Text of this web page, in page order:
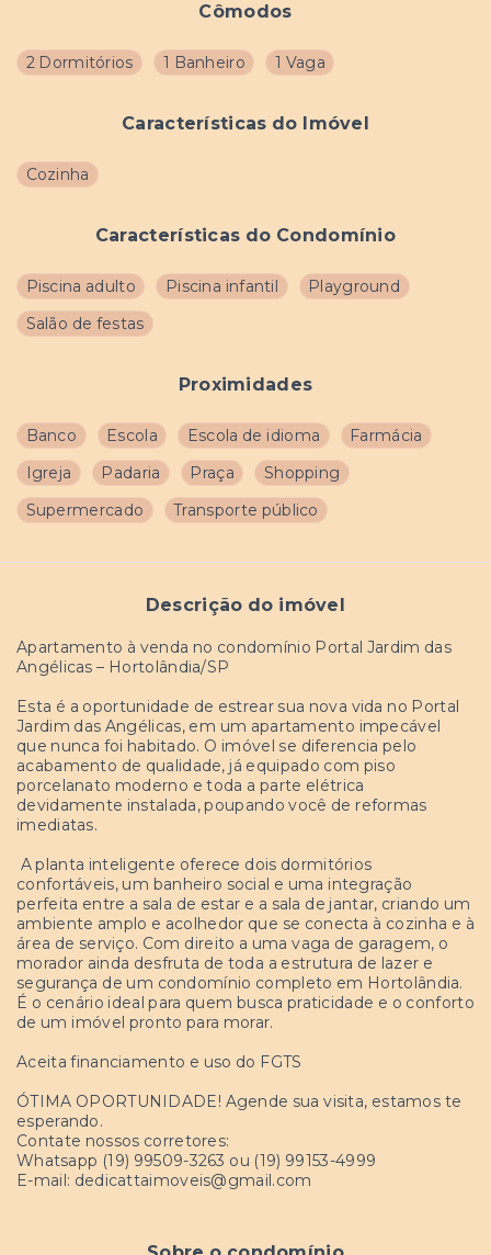
Cômodos
2 Dormitórios 1 Banheiro 1 Vaga
Características do Imóvel
Cozinha
Características do Condomínio
Piscina adulto Piscina infantil
Playground
Salão de festas
Proximidades
Banco Escola Escola de idioma
Farmácia
Igreja
Padaria Praça
Shopping
Supermercado
Transporte público
Descrição do imóvel
Apartamento à venda no condomínio Portal Jardim das
Angélicas – Hortolândia/SP
Esta é a oportunidade de estrear sua nova vida no Portal
Jardim das Angélicas, em um apartamento impecável
que nunca foi habitado. O imóvel se diferencia pelo
acabamento de qualidade, já equipado com piso
porcelanato moderno e toda a parte elétrica
devidamente instalada, poupando você de reformas
imediatas.
A planta inteligente oferece dois dormitórios
confortáveis, um banheiro social e uma integração
perfeita entre a sala de estar e a sala de jantar, criando um
ambiente amplo e acolhedor que se conecta à cozinha e à
área de serviço. Com direito a uma vaga de garagem, o
morador ainda desfruta de toda a estrutura de lazer e
segurança de um condomínio completo em Hortolândia.
É o cenário ideal para quem busca praticidade e o conforto
de um imóvel pronto para morar.
Aceita financiamento e uso do FGTS
ÓTIMA OPORTUNIDADE! Agende sua visita, estamos te
esperando.
Contate nossos corretores:
Whatsapp (19) 99509-3263 ou (19) 99153-4999
E-mail: dedicattaimoveis@gmail.com